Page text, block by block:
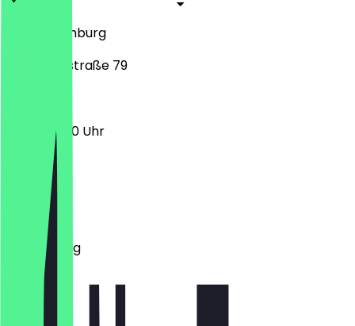
Hamburg
Schanzenstraße 79
11:00 - 20:00 Uhr
Montag
Dienstag
Mittwoch
Donnerstag
Freitag
Samstag
Sonntag